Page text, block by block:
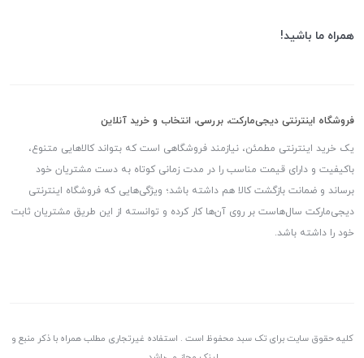
همراه ما باشید!
فروشگاه اینترنتی دیجی‌مارکت، بررسی، انتخاب و خرید آنلاین
یک خرید اینترنتی مطمئن، نیازمند فروشگاهی است که بتواند کالاهایی متنوع،
باکیفیت و دارای قیمت مناسب را در مدت زمانی کوتاه به دست مشتریان خود
برساند و ضمانت بازگشت کالا هم داشته باشد؛ ویژگی‌هایی که فروشگاه اینترنتی
دیجی‌مارکت سال‌هاست بر روی آن‌ها کار کرده و توانسته از این طریق مشتریان ثابت
خود را داشته باشد.
کلیه حقوق سایت برای تک سبد محفوظ است . استفاده غیرتجاری مطلب همراه با ذکر منبع و